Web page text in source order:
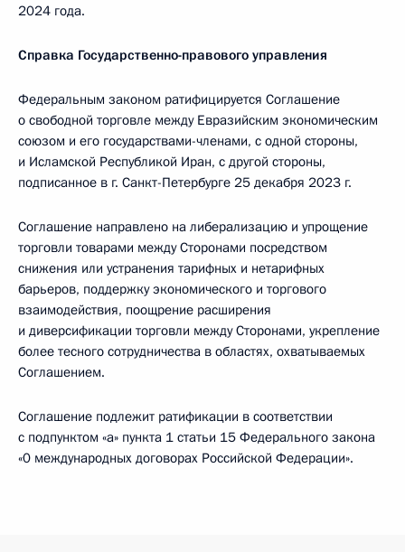
2024 года.
Справка Государственно-правового управления
Федеральным законом ратифицируется Соглашение
о свободной торговле между Евразийским экономическим
союзом и его государствами-членами, с одной стороны,
и Исламской Республикой Иран, с другой стороны,
подписанное в г. Санкт-Петербурге 25 декабря 2023 г.
Соглашение направлено на либерализацию и упрощение
торговли товарами между Сторонами посредством
снижения или устранения тарифных и нетарифных
барьеров, поддержку экономического и торгового
взаимодействия, поощрение расширения
и диверсификации торговли между Сторонами, укрепление
более тесного сотрудничества в областях, охватываемых
Соглашением.
Соглашение подлежит ратификации в соответствии
с подпунктом «а» пункта 1 статьи 15 Федерального закона
«0 международных договорах Российской Федерации».